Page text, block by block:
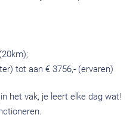
tot aan € 3756,- (ervaren)
het vak, je leert elke dag wat!